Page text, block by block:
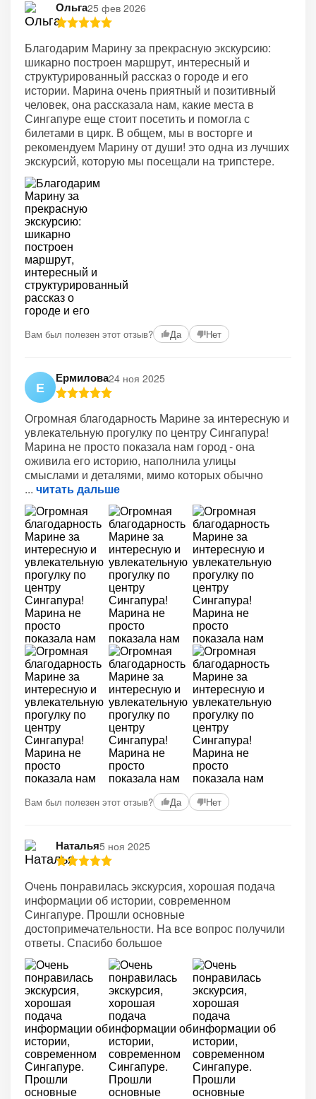
Ольга25 фев 2026
Благодарим Марину за прекрасную экскурсию:
шикарно построен маршрут, интересный и
структурированный рассказ о городе и его
истории. Марина очень приятный и позитивный
человек, она рассказала нам, какие места в
Сингапуре еще стоит посетить и помогла с
билетами в цирк. В общем, мы в восторге и
рекомендуем Марину от души! это одна из лучших
экскурсий, которую мы посещали на трипстере.
Вам был полезен этот отзыв? Да Нет
Е
Ермилова24 ноя 2025
Огромная благодарность Марине за интересную и
увлекательную прогулку по центру Сингапура!
Марина не просто показала нам город - она
оживила его историю, наполнила улицы
смыслами и деталями, мимо которых обычно
читать дальше
Вам был полезен этот отзыв? Да Нет
Наталья5 ноя 2025
Очень понравилась экскурсия, хорошая подача
информации об истории, современном
Сингапуре. Прошли основные
достопримечательности. На все вопрос получили
ответы. Спасибо большое